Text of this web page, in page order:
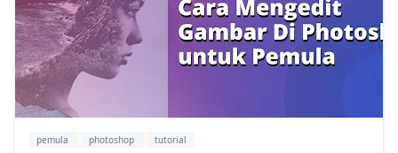
pemula photoshop tutorial